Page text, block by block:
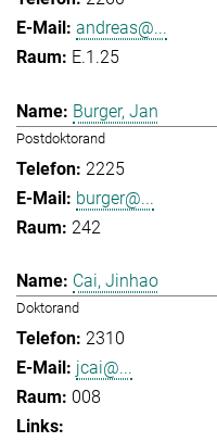
andreas@...
E.1.25
Burger, Jan
Postdoktorand
2225
burger@...
242
Cai, Jinhao
Doktorand
2310
jcai@...
008